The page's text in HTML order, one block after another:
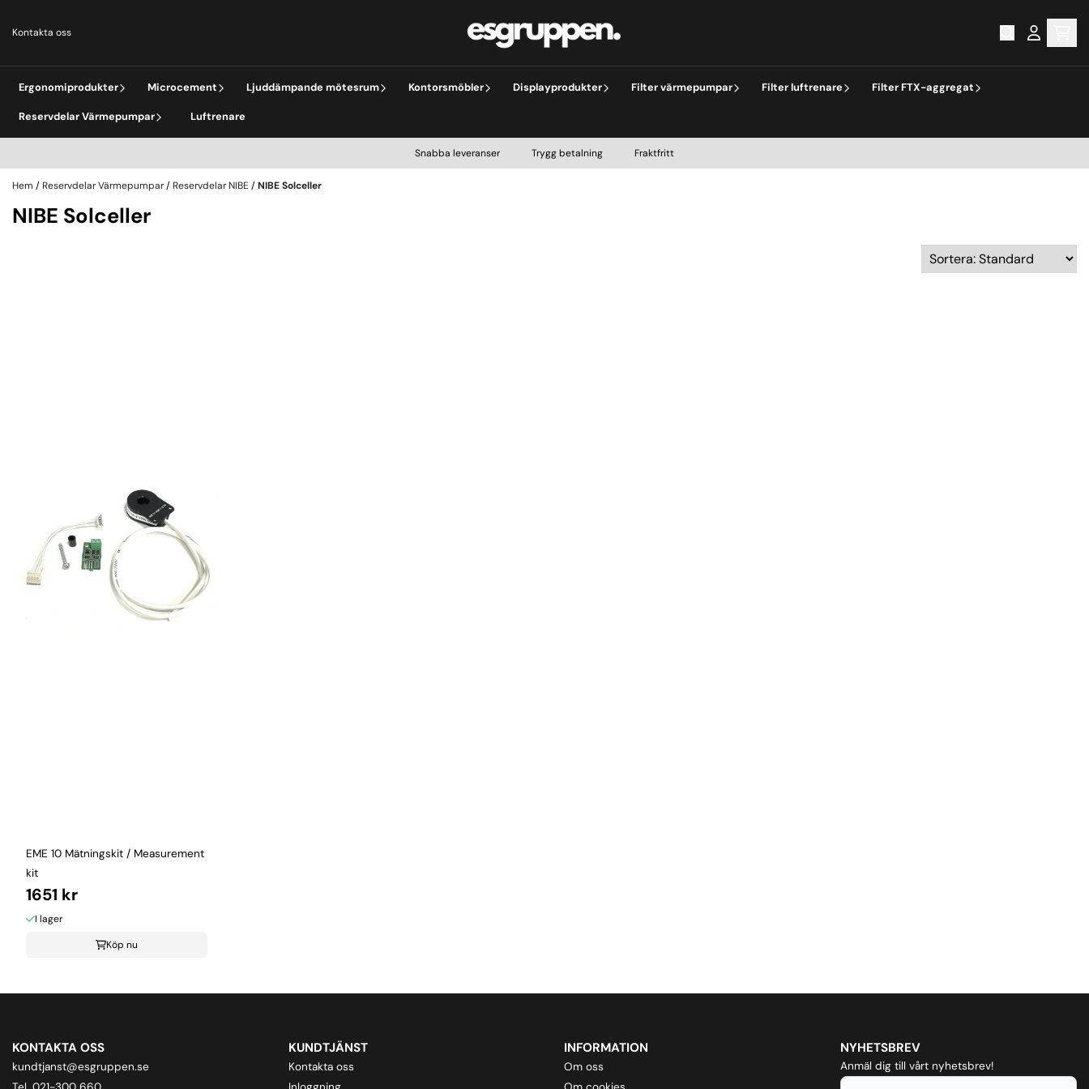
Kontakta oss
Ergonomiprodukter Microcement Ljuddämpande mötesrum Kontorsmöbler Displayprodukter Filter värmepumpar Filter luftrenare Filter FTX-aggregat
Reservdelar Värmepumpar Luftrenare
Snabba leveranser Trygg betalning Fraktfritt
Hem / Reservdelar Värmepumpar/ Reservdelar NIBE /NIBE Solceller
NIBE Solceller
EME 10 Mätningskit / Measurement
kit
1651 kr
I lager
Köp nu
KONTAKTA OSS
kundtjanst@esgruppen.se
KUNDTJÄNST
Kontakta oss
INFORMATION
Om oss
NYHETSBREV
Anmäl dig till vårt nyhetsbrev!
E-post